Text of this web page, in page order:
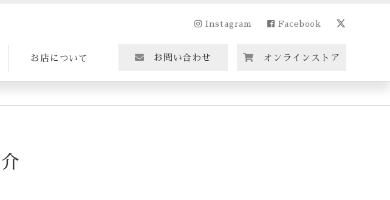
お店について お問い合わせ オンラインストア
Instagram Facebook